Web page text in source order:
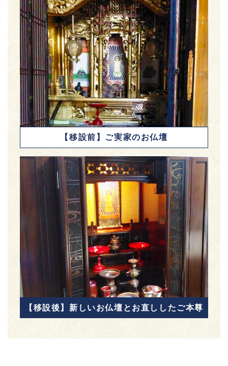
【移設前】ご実家のお仏壇
【移設後】新しいお仏壇とお直ししたご本尊